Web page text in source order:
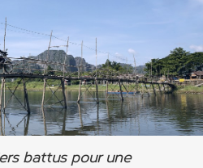
battus pour une